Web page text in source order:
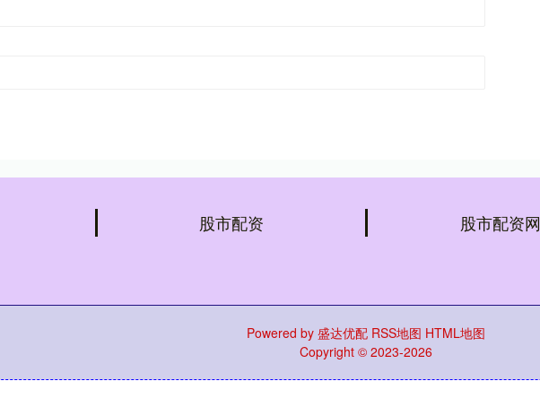
股市配资 股市配资网
Powered by 盛达优配 RSS地图 HTML地图
Copyright © 2023-2026